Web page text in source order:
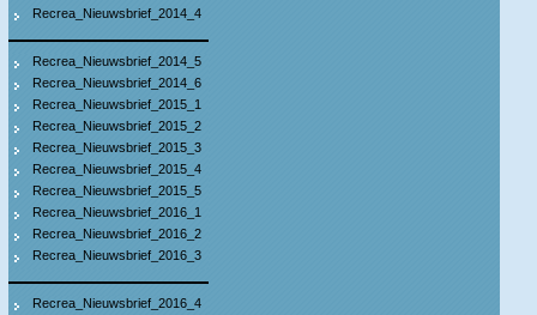
Recrea_Nieuwsbrief_2014_4
Recrea_Nieuwsbrief_2014_5
Recrea_Nieuwsbrief_2014_6
Recrea_Nieuwsbrief_2015_1
Recrea_Nieuwsbrief_2015_2
Recrea_Nieuwsbrief_2015_3
Recrea_Nieuwsbrief_2015_4
Recrea_Nieuwsbrief_2015_5
Recrea_Nieuwsbrief_2016_1
Recrea_Nieuwsbrief_2016_2
Recrea_Nieuwsbrief_2016_3
Recrea_Nieuwsbrief_2016_4